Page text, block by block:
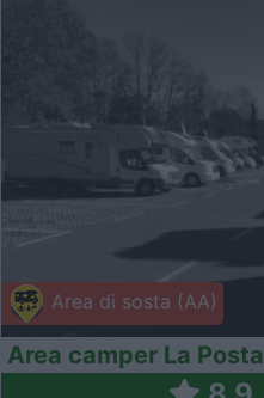
Area di sosta (AA)
Area camper La Posta